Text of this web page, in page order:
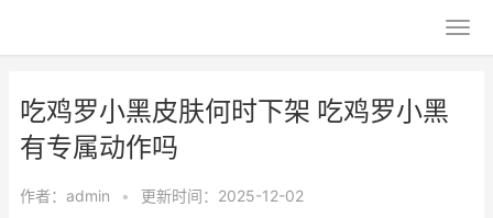
吃鸡罗小黑皮肤何时下架 吃鸡罗小黑
有专属动作吗
作者： admin • 更新时间：2025-12-02